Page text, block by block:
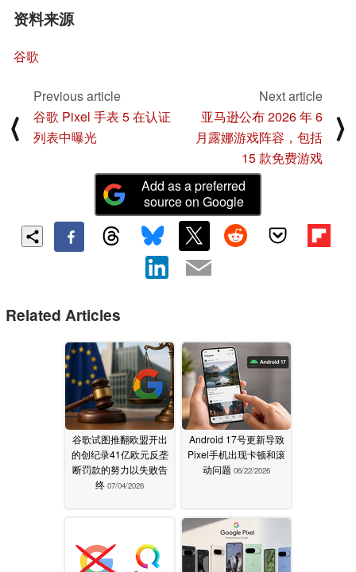
资料来源
谷歌
⟨
Previous article
谷歌 Pixel 手表 5 在认证
列表中曝光
Next article
亚马逊公布 2026 年 6
月露娜游戏阵容，包括
15 款免费游戏
⟩
Add as a preferred
source on Google
Related Articles
谷歌试图推翻欧盟开出
的创纪录41亿欧元反垄
断罚款的努力以失败告
终 07/04/2026
Android 17号更新导致
Pixel手机出现卡顿和滚
动问题 06/22/2026